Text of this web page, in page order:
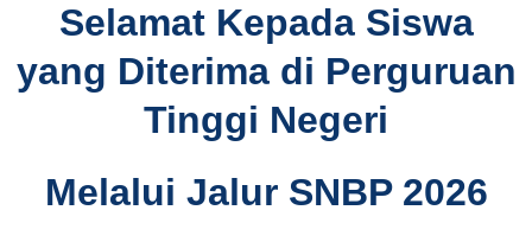
Selamat Kepada Siswa
yang Diterima di Perguruan
Tinggi Negeri
Melalui Jalur SNBP 2026